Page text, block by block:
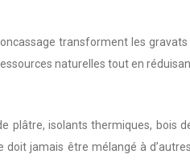
transforment les
naturelles tout en
plâtre, isolants thermiques, bois
jamais être mélangé à